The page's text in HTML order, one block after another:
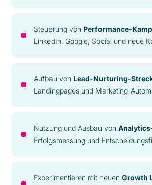
Steuerung von Performance-
LinkedIn, Google, Social und neue
Aufbau von Lead-Nurturing-
Landingpages und Marketing-
Nutzung und Ausbau von
Erfolgsmessung und
Experimentieren mit neuenGrowth